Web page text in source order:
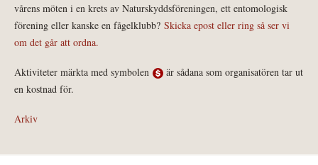
vårens möten i en krets av Naturskyddsföreningen, ett entomologisk
förening eller kanske en fågelklubb? Skicka epost eller ring så ser vi
om det går att ordna.
Aktiviteter märkta med symbolen
är sådana som organisatören tar ut
en kostnad för.
Arkiv